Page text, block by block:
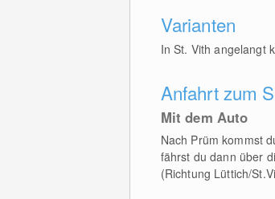
Varianten
In St. Vith angelangt
Anfahrt zum
Mit dem Auto
Nach Prüm kommst
fährst du dann über
(Richtung Lüttich/